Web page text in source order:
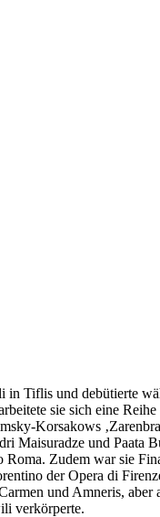
Tiflis und debütierte
sie sich eine
Korsakows
und Paata
Zudem war sie
der Opera di
und Amneris,
verkörperte.